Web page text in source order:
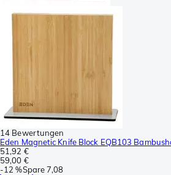
14 Bewertungen
Eden Magnetic Knife Block EQB103
51,92 €
59,00 €
-12 %Spare7,08